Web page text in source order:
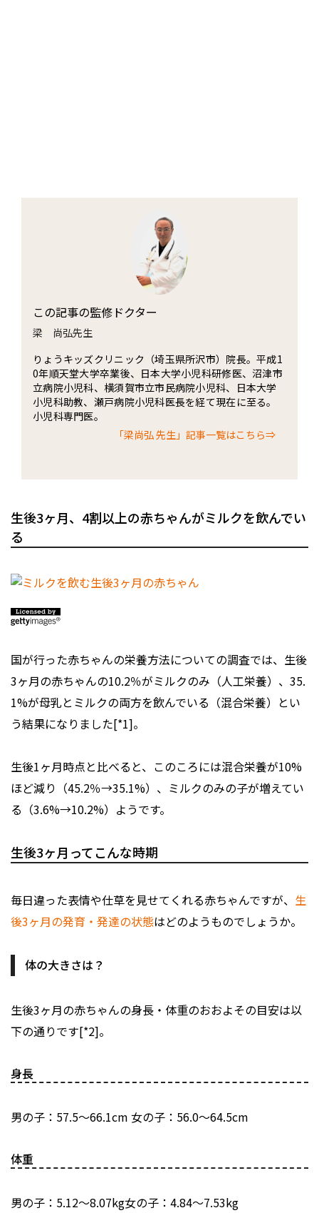
この記事の監修ドクター
梁 尚弘先生
りょうキッズクリニック（埼玉県所沢市）院長。平成1
0年順天堂大学卒業後、日本大学小児科研修医、沼津市
立病院小児科、横須賀市立市民病院小児科、日本大学
小児科助教、瀬戸病院小児科医長を経て現在に至る。
小児科専門医。
「梁尚弘 先生」記事一覧はこちら⇒
生後3ヶ月、4割以上の赤ちゃんがミルクを飲んでい
る
国が行った赤ちゃんの栄養方法についての調査では、生後
3ヶ月の赤ちゃんの10.2％がミルクのみ（人工栄養）、35.
1%が母乳とミルクの両方を飲んでいる（混合栄養）とい
う結果になりました[*1]。
生後1ヶ月時点と比べると、このころには混合栄養が10%
ほど減り（45.2％→35.1%）、ミルクのみの子が増えてい
る（3.6%→10.2%）ようです。
生後3ヶ月ってこんな時期
毎日違った表情や仕草を見せてくれる赤ちゃんですが、 生
後3ヶ月の発育・発達の状態はどのようものでしょうか。
体の大きさは？
生後3ヶ月の赤ちゃんの身長・体重のおおよその目安は以
下の通りです[*2]。
身長
男の子：57.5～66.1cm 女の子：56.0～64.5cm
体重
男の子：5.12～8.07kg女の子：4.84～7.53kg